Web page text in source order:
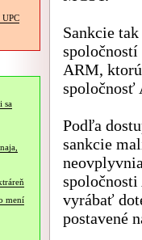
UPC
sa
mení
Sankcie
ARM,
spoločnosť
Podľa
sankcie
vyrábať
postavené